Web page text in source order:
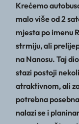
Krećemo
malo više od 2
mjesta po imenu
strmiju, ali
na Nanosu. Taj
stazi postoji
atraktivnom, ali
potrebna
nalazi se i